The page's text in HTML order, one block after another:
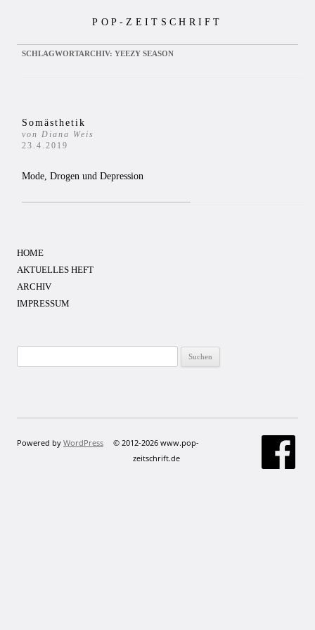
POP-ZEITSCHRIFT
SCHLAGWORTARCHIV: YEEZY SEASON
Somästhetik
von Diana Weis
23.4.2019
Mode, Drogen und Depression
HOME
AKTUELLES HEFT
ARCHIV
IMPRESSUM
nach:
Powered by WordPress
© 2012-2026 www.pop-
zeitschrift.de